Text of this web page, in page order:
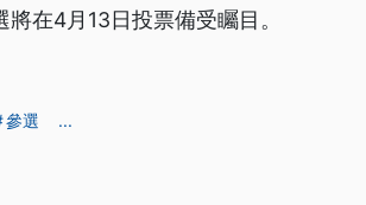
在4月13日投票備受矚目。
參選 ...